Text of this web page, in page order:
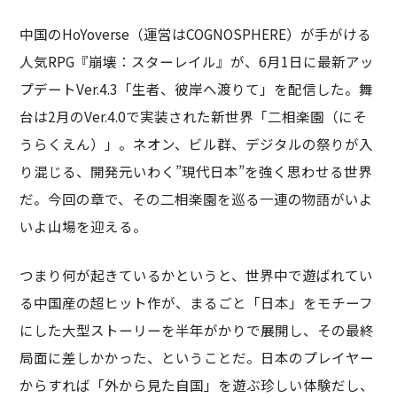
中国のHoYoverse（運営はCOGNOSPHERE）が手がける
人気RPG『崩壊：スターレイル』が、6月1日に最新アッ
プデートVer.4.3「生者、彼岸へ渡りて」を配信した。舞
台は2月のVer.4.0で実装された新世界「二相楽園（にそ
うらくえん）」。ネオン、ビル群、デジタルの祭りが入
り混じる、開発元いわく”現代日本”を強く思わせる世界
だ。今回の章で、その二相楽園を巡る一連の物語がいよ
いよ山場を迎える。
つまり何が起きているかというと、世界中で遊ばれてい
る中国産の超ヒット作が、まるごと「日本」をモチーフ
にした大型ストーリーを半年がかりで展開し、その最終
局面に差しかかった、ということだ。日本のプレイヤー
からすれば「外から見た自国」を遊ぶ珍しい体験だし、